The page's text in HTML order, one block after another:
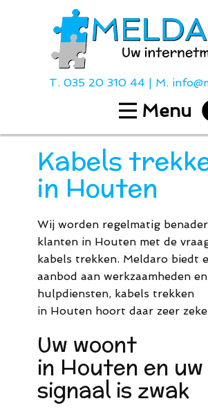
T. 035 20 310 44 | M.
Menu
Diensten
Hulp bij
Over ons
Tarieven
035 20 310
info@meldaro.nl
Kabels
in Houten
Wij worden regelmatig
klanten in Houten met de
kabels trekken. Meldaro biedt
aanbod aan werkzaamheden en
hulpdiensten, kabels trekken
in Houten hoort daar zeer
Uw woont
in Houten en
signaal is zwak